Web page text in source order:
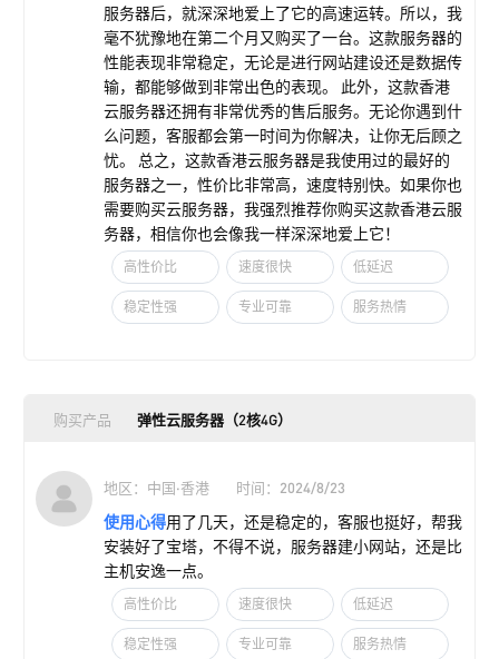
服务器后，就深深地爱上了它的高速运转。所以，我
毫不犹豫地在第二个月又购买了一台。这款服务器的
性能表现非常稳定，无论是进行网站建设还是数据传
输，都能够做到非常出色的表现。 此外，这款香港
云服务器还拥有非常优秀的售后服务。无论你遇到什
么问题，客服都会第一时间为你解决，让你无后顾之
忧。 总之，这款香港云服务器是我使用过的最好的
服务器之一，性价比非常高，速度特别快。如果你也
需要购买云服务器，我强烈推荐你购买这款香港云服
务器，相信你也会像我一样深深地爱上它！
高性价比 速度很快 低延迟
稳定性强 专业可靠 服务热情
购买产品 弹性云服务器（2核4G）
地区：中国·香港 时间：2024/8/23
使用心得用了几天，还是稳定的，客服也挺好，帮我
安装好了宝塔，不得不说，服务器建小网站，还是比
主机安逸一点。
高性价比 速度很快 低延迟
稳定性强 专业可靠 服务热情